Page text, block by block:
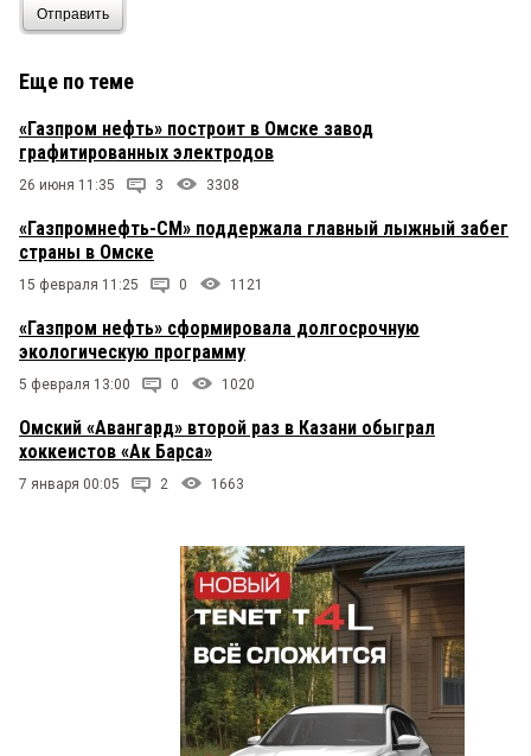
Отправить
Еще по теме
«Газпром нефть» построит в Омске завод
графитированных электродов
26 июня 11:35 3 3308
«Газпромнефть-СМ» поддержала главный лыжный забег
страны в Омске
15 февраля 11:25 0 1121
«Газпром нефть» сформировала долгосрочную
экологическую программу
5 февраля 13:00 0 1020
Омский «Авангард» второй раз в Казани обыграл
хоккеистов «Ак Барса»
7 января 00:05 2 1663